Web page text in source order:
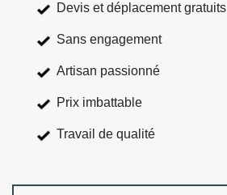
Devis et déplacement gratuits
Sans engagement
Artisan passionné
Prix imbattable
Travail de qualité